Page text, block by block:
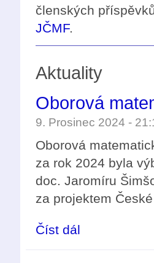
členských
JČMF.
Aktuality
Oborová
9. Prosinec 2024 -
Oborová
za rok 2024 byla
doc. Jaromíru
za projektem
Číst dál